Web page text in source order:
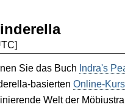
Sie das Buch Indra's
basierten Online-Kurs
Welt der